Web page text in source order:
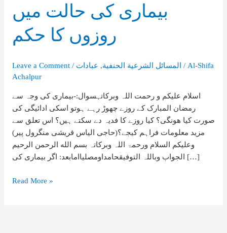
بیماری کی حالت میں
روزوں کا حکم
Leave a Comment / المسائل الشرعیة الحنفية, عبادات / Al-Shifa
Achalpur
اسلام علیکم و رحمت اللہ وبرکاتہسوال:-بیماری کی وجہ سے
رمضان المبارک کے روزے چھوڑ رہے ہوتو اسکی ادائیگی کی
صورت کیا ھونگی؟ کیا روزے کا فدیہ دے سکتے ہیں؟ اس تعلق سے
مزید معلومات فراہم کیجے؟(حاجی الیاس قریشی منگرول پیر)
وعلیکم السلام ورحمۃ اللہ وبرکاتہ بسم الله الرحمن الرحيم
الجواب وباللہ التوفیقحامداومصلیاامابعد: اگر بیماری کی […]
بیماری
Read More »